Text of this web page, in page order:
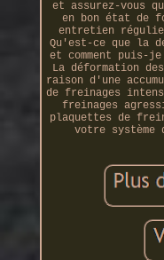
et assurez-vous
en bon état de
entretien
Qu'est-ce que la
et comment puis-
La déformation
raison d'une
de freinages
freinages
plaquettes de
votre